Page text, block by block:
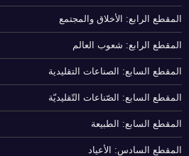
المقطع الرابع: الأخلاق والمجتمع
المقطع الرابع: شعوب العالم
المقطع السابع: الصناعات التقليدية
المقطع السابع: الصّناعات التّقليديّة
المقطع السابع: الطبيعة
المقطع السادس: الأعياد